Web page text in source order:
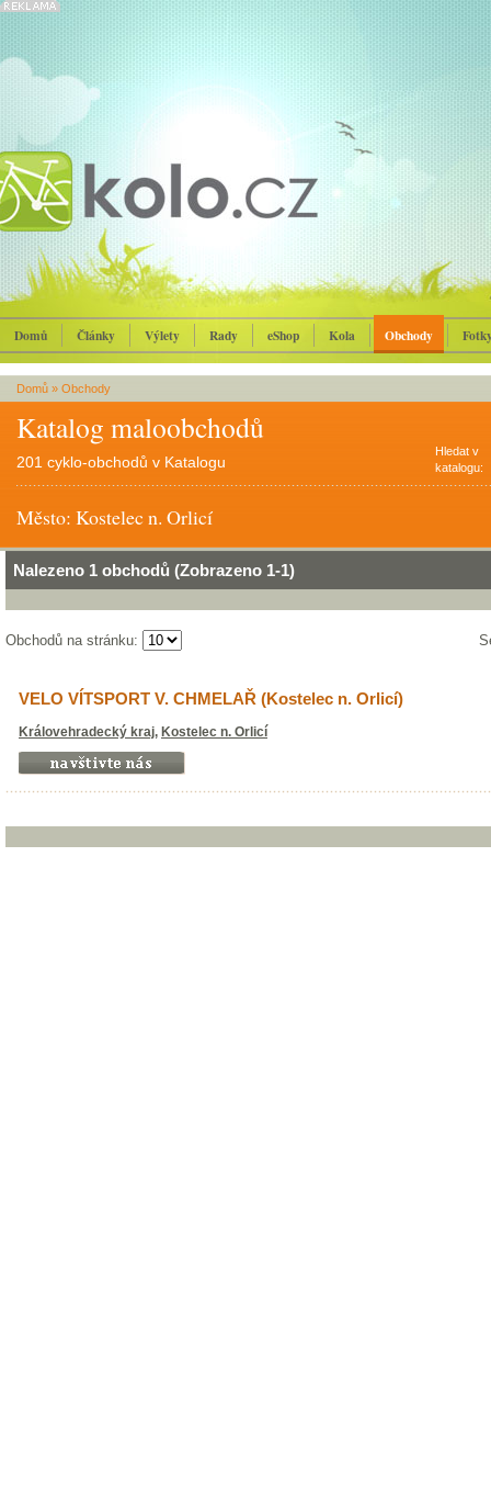
Domů Články Výlety Rady eShop Kola Obchody
Domů » Obchody
Katalog maloobchodů
201 cyklo-obchodů v Katalogu
Hledat v
katalogu:
Město: Kostelec n. Orlicí
Nalezeno 1 obchodů (Zobrazeno 1-1)
Obchodů na stránku:
VELO VÍTSPORT V. CHMELAŘ (Kostelec n. Orlicí)
Královehradecký kraj, Kostelec n. Orlicí